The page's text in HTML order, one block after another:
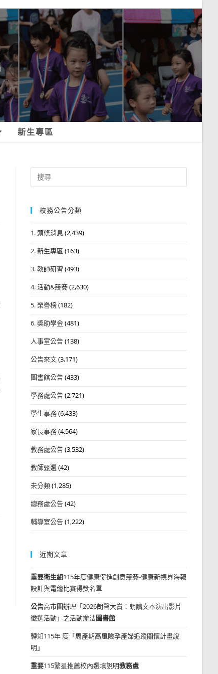
新生專區
Search
for:
校務公告分類
1. 頭條消息 (2,439)
2. 新生專區 (163)
3. 教師研習 (493)
4. 活動&競賽(2,630)
5. 榮譽榜(182)
6. 獎助學金(481)
人事室公告(138)
公告來文(3,171)
圖書館公告(433)
學務處公告(2,721)
學生事務(6,433)
家長事務(4,564)
教務處公告(3,532)
教師甄選(42)
未分類(1,285)
總務處公告(42)
輔導室公告(1,222)
近期文章
重要衛生組115年度健康促進創意競賽-健康新視界海報
設計與電繪比賽得獎名單
公告高市圖辦理「2026朗聲大賞：朗讀文本演出影片
徵選活動」之活動辦法圖書館
轉知115年 度「周產期高風險孕產婦追蹤關懷計畫說
明」
重要115繁星推薦校內選填說明教務處